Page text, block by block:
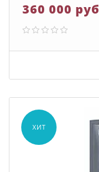
360 000 руб
ХИТ